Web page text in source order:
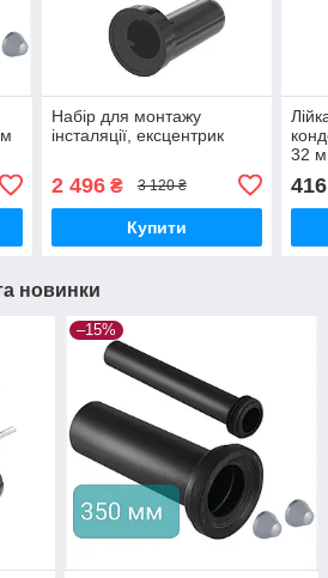
Набір для монтажу
інсталяції, ексцентрик
2 496₴ 3 120 ₴
Купити
32
416
новинки
–15%